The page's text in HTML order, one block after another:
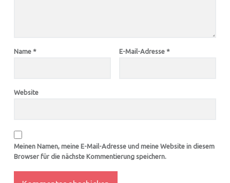
Name * E-Mail-Adresse *
Website
Meinen Namen, meine E-Mail-Adresse und meine Website in diesem
Browser für die nächste Kommentierung speichern.